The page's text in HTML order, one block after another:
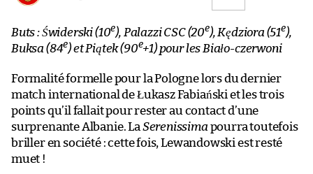
Buts : Świderski (10e), Palazzi CSC (20e), Kędziora (51e),
Buksa (84e) et Piątek (90e+1) pour les Biało-czerwoni
Formalité formelle pour la Pologne lors du dernier
match international de Łukasz Fabiański et les trois
points qu’il fallait pour rester au contact d’une
surprenante Albanie. LaSerenissima pourra toutefois
briller en société : cette fois, Lewandowski est resté
muet !